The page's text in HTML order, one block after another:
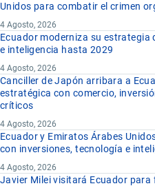
Unidos para combatir el crimen
4 Agosto, 2026
Ecuador moderniza su estrategia
e inteligencia hasta 2029
4 Agosto, 2026
Canciller de Japón arribara a
estratégica con comercio,
críticos
4 Agosto, 2026
Ecuador y Emiratos Árabes
con inversiones, tecnología e
4 Agosto, 2026
Javier Milei visitará Ecuador